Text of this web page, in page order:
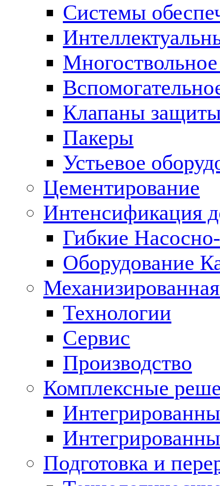
Cистемы
Клапаны
Пакеры
Устьевое
Цементирование
Интенсификация
Гибкие
Оборудование
Технологии
Сервис
Производство
Комплексные
Подготовка и